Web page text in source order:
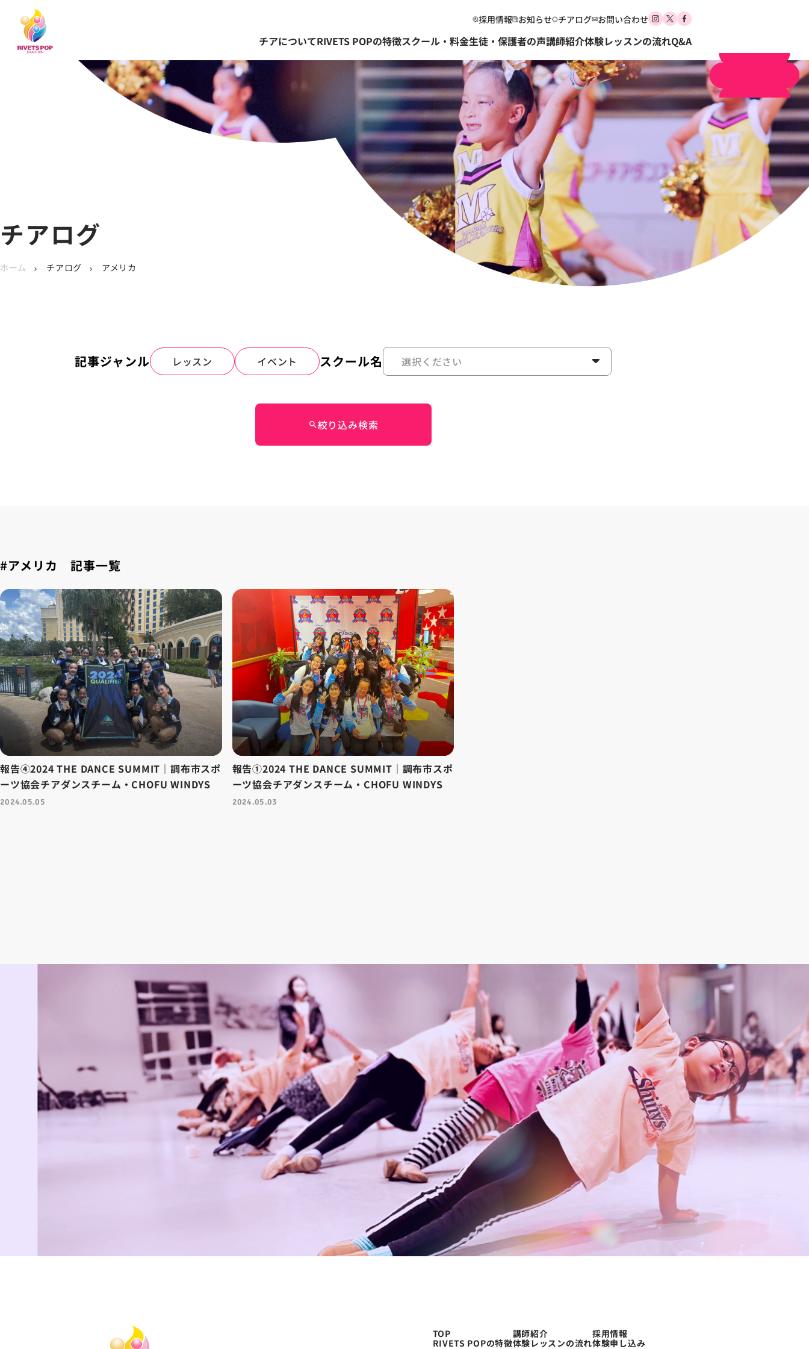
採用情報 お知らせ チアログ お問い合わせ
チアについてRIVETS POPの特徴スクール・料金生徒・保護者の声講師紹介体験レッスンの流れQ&A
チアログ
ホーム chevron_right チアログ chevron_right アメリカ
記事ジャンル レッスン イベント スクール名
search絞り込み検索
#アメリカ 記事一覧
報告④2024 THE DANCE SUMMIT｜調布市スポ
ーツ協会チアダンスチーム・CHOFU WINDYS
2024.05.05
報告①2024 THE DANCE SUMMIT｜調布市スポ
ーツ協会チアダンスチーム・CHOFU WINDYS
2024.05.03
TOP
RIVETS POPの特徴
講師紹介
体験レッスンの流れ
採用情報
体験申し込み